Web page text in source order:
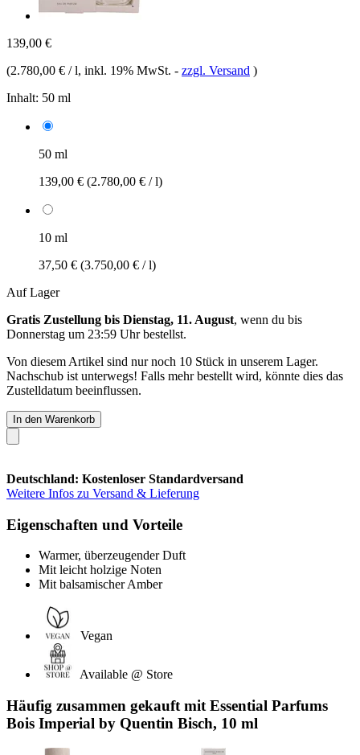
139,00 €
(2.780,00 € / l, inkl. 19% MwSt. - zzgl. Versand )
Inhalt: 50 ml
50 ml
139,00 € (2.780,00 € / l)
10 ml
37,50 € (3.750,00 € / l)
Auf Lager
Gratis Zustellung bis Dienstag, 11. August, wenn du bis
Donnerstag um 23:59 Uhrbestellst.
Von diesem Artikel sind nur noch 10 Stück in unserem Lager.
Nachschub ist unterwegs! Falls mehr bestellt wird, könnte dies das
Zustelldatum beeinflussen.
In den Warenkorb
Deutschland: Kostenloser Standardversand
Weitere Infos zu Versand & Lieferung
Eigenschaften und Vorteile
Warmer, überzeugender Duft
Mit leicht holzige Noten
Mit balsamischer Amber
Vegan
Available @ Store
Häufig zusammen gekauft mit Essential Parfums
Bois Imperial by Quentin Bisch, 10 ml